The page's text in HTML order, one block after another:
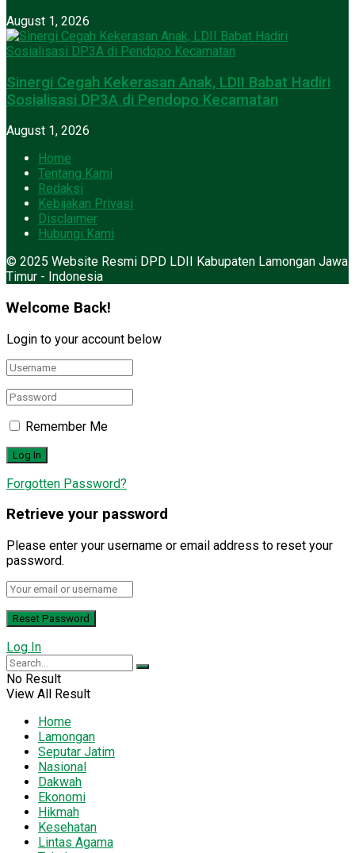
August 1, 2026
Sinergi Cegah Kekerasan Anak, LDII Babat Hadiri
Sosialisasi DP3A di Pendopo Kecamatan
August 1, 2026
Home
Tentang Kami
Redaksi
Kebijakan Privasi
Disclaimer
Hubungi Kami
© 2025 Website Resmi DPD LDII Kabupaten Lamongan Jawa
Timur - Indonesia
Welcome Back!
Login to your account below
Remember Me
Forgotten Password?
Retrieve your password
Please enter your username or email address to reset your
password.
Log In
No Result
View All Result
Home
Lamongan
Seputar Jatim
Nasional
Dakwah
Ekonomi
Hikmah
Kesehatan
Lintas Agama